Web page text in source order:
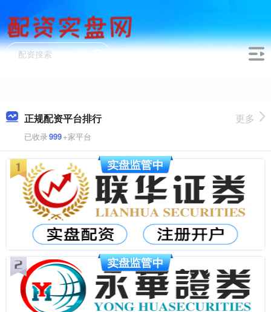
正规配资平台排行
已收录999+家平台
更多